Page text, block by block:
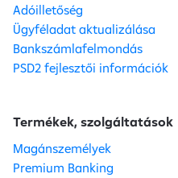
Adóilletőség
Ügyféladat aktualizálása
Bankszámlafelmondás
PSD2 fejlesztői információk
Termékek, szolgáltatások
Magánszemélyek
Premium Banking